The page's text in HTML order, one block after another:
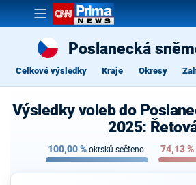
Poslanecká
Celkové výsledky Kraje Okresy
Výsledky voleb do
2025:
100,00% okrsků sečteno 74,13%